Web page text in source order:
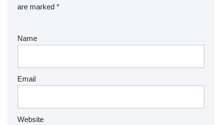
are marked *
Name
Email
Website